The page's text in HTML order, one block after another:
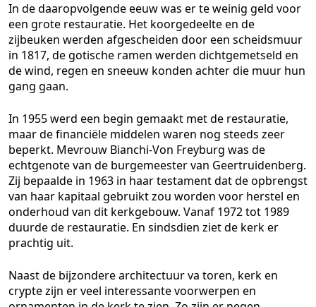
In de daaropvolgende eeuw was er te weinig geld voor
een grote restauratie. Het koorgedeelte en de
zijbeuken werden afgescheiden door een scheidsmuur
in 1817, de gotische ramen werden dichtgemetseld en
de wind, regen en sneeuw konden achter die muur hun
gang gaan.
In 1955 werd een begin gemaakt met de restauratie,
maar de financiële middelen waren nog steeds zeer
beperkt. Mevrouw Bianchi-Von Freyburg was de
echtgenote van de burgemeester van Geertruidenberg.
Zij bepaalde in 1963 in haar testament dat de opbrengst
van haar kapitaal gebruikt zou worden voor herstel en
onderhoud van dit kerkgebouw. Vanaf 1972 tot 1989
duurde de restauratie. En sindsdien ziet de kerk er
prachtig uit.
Naast de bijzondere architectuur va toren, kerk en
crypte zijn er veel interessante voorwerpen en